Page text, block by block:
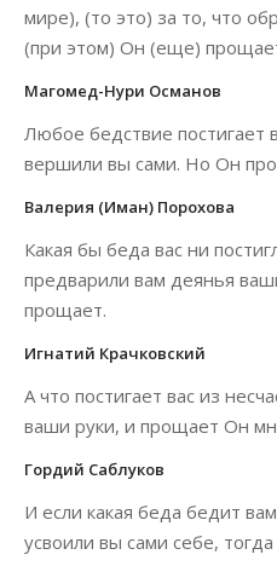
мире), (то это) за то, что
(при этом) Он (еще)
Магомед-Нури Османов
Любое бедствие постигает
вершили вы сами. Но Он
Валерия (Иман) Порохова
Какая бы беда вас ни
предварили вам деянья
прощает.
Игнатий Крачковский
А что постигает вас из
ваши руки, и прощает Он
Гордий Саблуков
И если какая беда бедит
усвоили вы сами себе,